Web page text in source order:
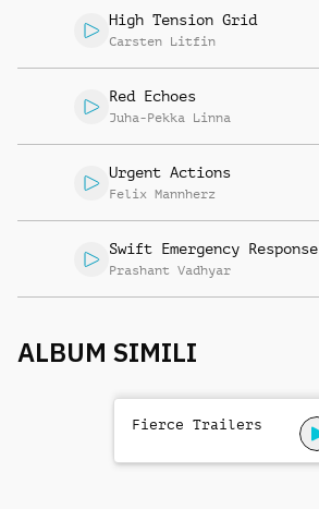
High Tension Grid
Carsten Litfin
Red Echoes
Juha-Pekka Linna
Urgent Actions
Felix Mannherz
Swift Emergency Response
Prashant Vadhyar
ALBUM SIMILI
Fierce Trailers